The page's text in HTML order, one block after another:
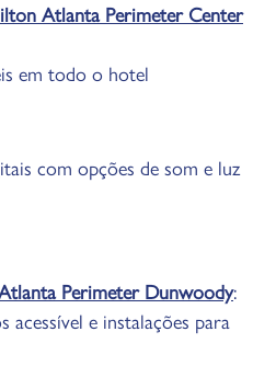
Atlanta Perimeter Center
em todo o hotel
com opções de som e luz
Perimeter Dunwoody:
acessível e instalações para